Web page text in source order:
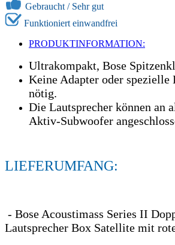
Gebraucht / Sehr gut
Funktioniert einwandfrei
PRODUKTINFORMATION:
Ultrakompakt, Bose
Keine Adapter oder spezielle
nötig.
Die Lautsprecher können an
Aktiv-Subwoofer
LIEFERUMFANG:
- Bose Acoustimass Series II
Lautsprecher Box Satellite mit